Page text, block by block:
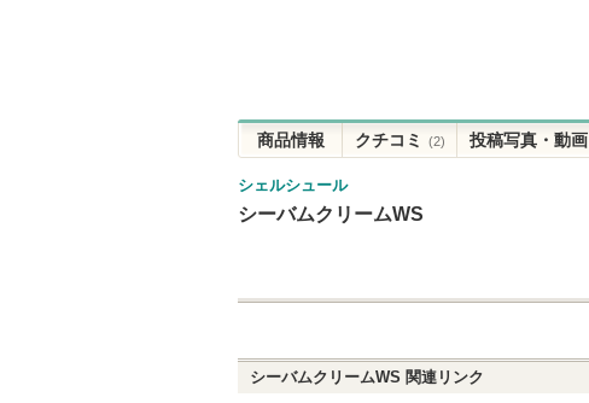
商品情報 クチコミ (2) 投稿写真・動画
シェルシュール
シーバムクリームWS
シーバムクリームWS 関連リンク